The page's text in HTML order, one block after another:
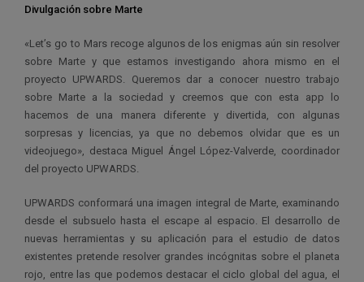
Divulgación sobre Marte
«Let’s go to Mars recoge algunos de los enigmas aún sin resolver
sobre Marte y que estamos investigando ahora mismo en el
proyecto UPWARDS. Queremos dar a conocer nuestro trabajo
sobre Marte a la sociedad y creemos que con esta app lo
hacemos de una manera diferente y divertida, con algunas
sorpresas y licencias, ya que no debemos olvidar que es un
videojuego», destaca Miguel Ángel López-Valverde, coordinador
del proyecto UPWARDS.
UPWARDS conformará una imagen integral de Marte, examinando
desde el subsuelo hasta el escape al espacio. El desarrollo de
nuevas herramientas y su aplicación para el estudio de datos
existentes pretende resolver grandes incógnitas sobre el planeta
rojo, entre las que podemos destacar el ciclo global del agua, el